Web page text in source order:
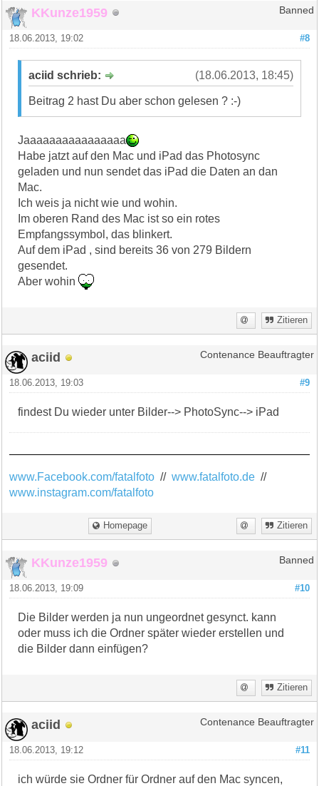
KKunze1959 Banned
#8
18.06.2013, 19:02
(18.06.2013, 18:45)
aciid schrieb:
Beitrag 2 hast Du aber schon gelesen ? :-)
Jaaaaaaaaaaaaaaaa
Habe jatzt auf den Mac und iPad das Photosync
geladen und nun sendet das iPad die Daten an dan
Mac.
Ich weis ja nicht wie und wohin.
Im oberen Rand des Mac ist so ein rotes
Empfangssymbol, das blinkert.
Auf dem iPad , sind bereits 36 von 279 Bildern
gesendet.
Aber wohin
Zitieren
aciid Contenance Beauftragter
#9
18.06.2013, 19:03
findest Du wieder unter Bilder--> PhotoSync--> iPad
www.Facebook.com/fatalfoto //www.fatalfoto.de //
www.instagram.com/fatalfoto
Homepage Zitieren
KKunze1959 Banned
#10
18.06.2013, 19:09
Die Bilder werden ja nun ungeordnet gesynct. kann
oder muss ich die Ordner später wieder erstellen und
die Bilder dann einfügen?
Zitieren
aciid Contenance Beauftragter
#11
18.06.2013, 19:12
ich würde sie Ordner für Ordner auf den Mac syncen,